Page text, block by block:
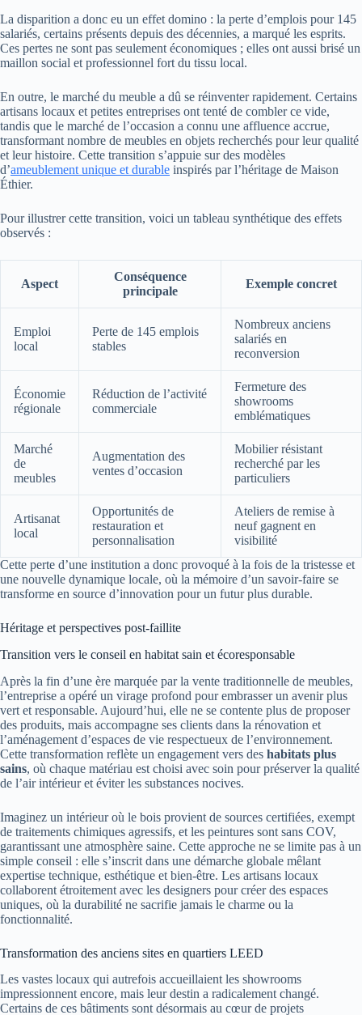
La disparition a donc eu un effet domino : la perte d’emplois pour 145
salariés, certains présents depuis des décennies, a marqué les esprits.
Ces pertes ne sont pas seulement économiques ; elles ont aussi brisé un
maillon social et professionnel fort du tissu local.
En outre, le marché du meuble a dû se réinventer rapidement. Certains
artisans locaux et petites entreprises ont tenté de combler ce vide,
tandis que le marché de l’occasion a connu une affluence accrue,
transformant nombre de meubles en objets recherchés pour leur qualité
et leur histoire. Cette transition s’appuie sur des modèles
d’ameublement unique et durable inspirés par l’héritage de Maison
Éthier.
Pour illustrer cette transition, voici un tableau synthétique des effets
observés :
Aspect
Conséquence
principale
Exemple concret
Emploi
local
Perte de 145 emplois
stables
Nombreux anciens
salariés en
reconversion
Économie
régionale
Réduction de l’activité
commerciale
Fermeture des
showrooms
emblématiques
Marché
de
meubles
Augmentation des
ventes d’occasion
Mobilier résistant
recherché par les
particuliers
Artisanat
local
Opportunités de
restauration et
personnalisation
Ateliers de remise à
neuf gagnent en
visibilité
Cette perte d’une institution a donc provoqué à la fois de la tristesse et
une nouvelle dynamique locale, où la mémoire d’un savoir-faire se
transforme en source d’innovation pour un futur plus durable.
Héritage et perspectives post-faillite
Transition vers le conseil en habitat sain et écoresponsable
Après la fin d’une ère marquée par la vente traditionnelle de meubles,
l’entreprise a opéré un virage profond pour embrasser un avenir plus
vert et responsable. Aujourd’hui, elle ne se contente plus de proposer
des produits, mais accompagne ses clients dans la rénovation et
l’aménagement d’espaces de vie respectueux de l’environnement.
Cette transformation reflète un engagement vers des habitats plus
sains, où chaque matériau est choisi avec soin pour préserver la qualité
de l’air intérieur et éviter les substances nocives.
Imaginez un intérieur où le bois provient de sources certifiées, exempt
de traitements chimiques agressifs, et les peintures sont sans COV,
garantissant une atmosphère saine. Cette approche ne se limite pas à un
simple conseil : elle s’inscrit dans une démarche globale mêlant
expertise technique, esthétique et bien-être. Les artisans locaux
collaborent étroitement avec les designers pour créer des espaces
uniques, où la durabilité ne sacrifie jamais le charme ou la
fonctionnalité.
Transformation des anciens sites en quartiers LEED
Les vastes locaux qui autrefois accueillaient les showrooms
impressionnent encore, mais leur destin a radicalement changé.
Certains de ces bâtiments sont désormais au cœur de projets